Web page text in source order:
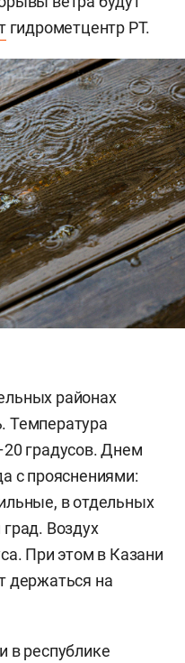
гидрометцентр РТ.
районах
Температура
градусов. Днем
с прояснениями:
в отдельных
Воздух
При этом в Казани
держаться на
в республике